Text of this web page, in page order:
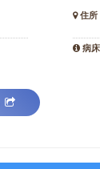
住所
病